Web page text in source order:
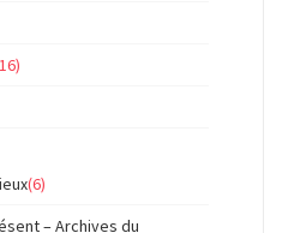
(6)
– Archives du